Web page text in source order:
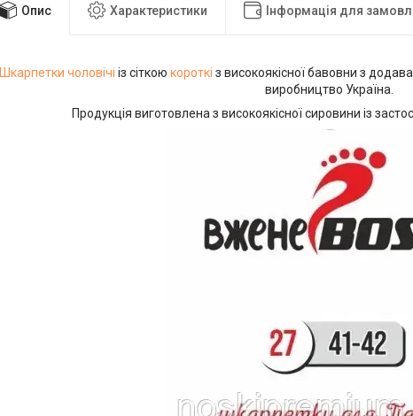
Опис Характеристики Інформація для
Шкарпетки чоловічі із сіткоюкороткі з високоякісної бавовни з
виробництво Україна.
Продукція виготовлена з високоякісної сировини із